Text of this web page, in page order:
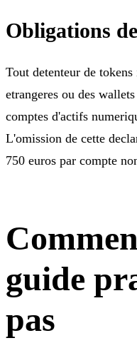
Obligations
Tout detenteur de
etrangeres ou des
comptes d'actifs
L'omission de cette
750 euros par compte
guide
pas